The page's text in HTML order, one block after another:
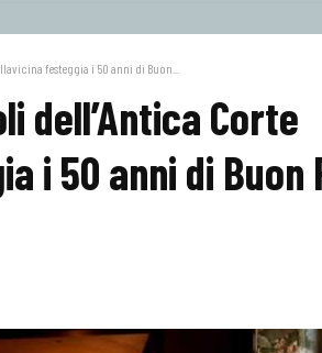
festeggia i 50 anni di Buon...
dell’Antica Corte
i 50 anni di Buon